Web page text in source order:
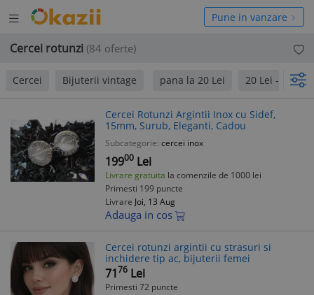
Deschide
meniul
Pune in vanzare
Cercei rotunzi (84 oferte)
Cercei Bijuterii vintage pana la 20 Lei 20 Lei - 180 Lei
Cercei Rotunzi Argintii Inox cu Sidef,
15mm, Surub, Eleganti, Cadou
Subcategorie: cercei inox
19900 Lei
Livrare gratuita la comenzile de 1000 lei
Primesti 199 puncte
Livrare Joi, 13 Aug
Adauga in cos
Cercei rotunzi argintii cu strasuri si
inchidere tip ac, bijuterii femei
7176 Lei
Primesti 72 puncte